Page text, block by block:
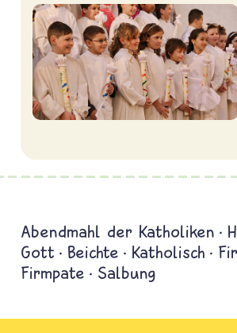
Abendmahl der Katholiken
Gott
Beichte Katholisch
Firmpate
Salbung